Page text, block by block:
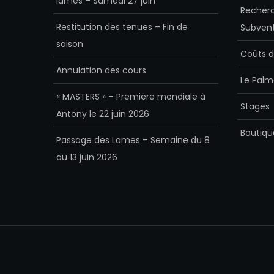
Restitution des tenues – Fin de
saison
Annulation des cours
« MASTERS » – Première mondiale à
Antony le 22 juin 2026
Passage des Lames – Semaine du 8
au 13 juin 2026
Coûts
Le
Stages